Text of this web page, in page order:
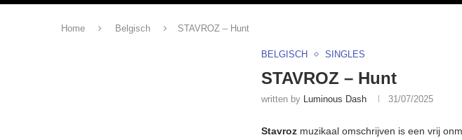
Home Belgisch STAVROZ – Hunt
BELGISCH SINGLES
STAVROZ – Hunt
written by Luminous Dash 31/07/2025
Stavroz muzikaal omschrijven is een vrij